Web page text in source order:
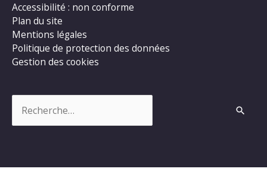
Accessibilité : non conforme
Plan du site
Mentions légales
Politique de protection des données
Gestion des cookies